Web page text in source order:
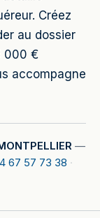
Créez
au dossier
000 €
accompagne
—
67 57 73 38 ·